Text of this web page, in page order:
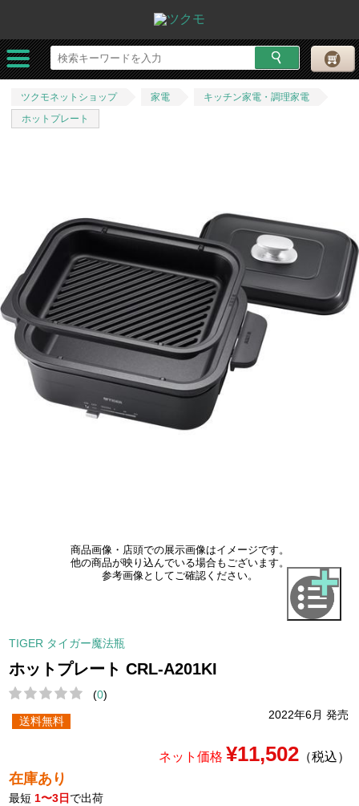
ツクモネットショップ 家電
キッチン家電・調理家電
ホットプレート
商品画像・店頭での展示画像はイメージです。
他の商品が映り込んでいる場合もございます。
参考画像としてご確認ください。
TIGER タイガー魔法瓶
ホットプレート CRL-A201KI
(0)
2022年6月 発売
送料無料
ネット価格 ¥11,502（税込）
在庫あり
最短 1〜3日 で出荷